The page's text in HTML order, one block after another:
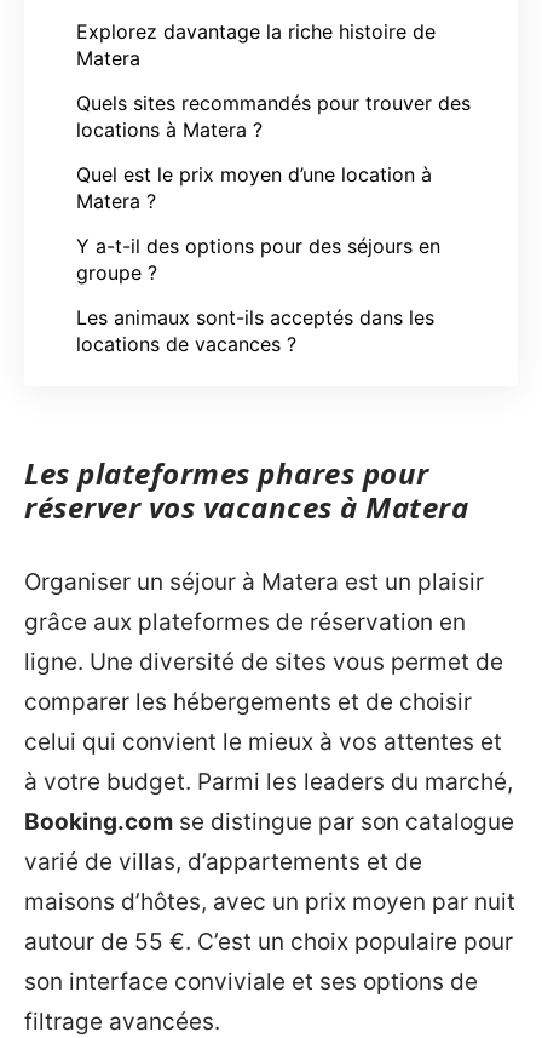
Explorez davantage la riche histoire de
Matera
Quels sites recommandés pour trouver des
locations à Matera ?
Quel est le prix moyen d’une location à
Matera ?
Y a-t-il des options pour des séjours en
groupe ?
Les animaux sont-ils acceptés dans les
locations de vacances ?
Les plateformes phares pour
réserver vos vacances à Matera
Organiser un séjour à Matera est un plaisir
grâce aux plateformes de réservation en
ligne. Une diversité de sites vous permet de
comparer les hébergements et de choisir
celui qui convient le mieux à vos attentes et
à votre budget. Parmi les leaders du marché,
Booking.com se distingue par son catalogue
varié de villas, d’appartements et de
maisons d’hôtes, avec un prix moyen par nuit
autour de 55 €. C’est un choix populaire pour
son interface conviviale et ses options de
filtrage avancées.